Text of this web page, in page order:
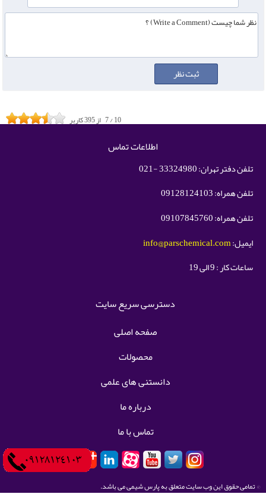
7/10 از395کاربر
اطلاعات تماس
تلفن دفتر تهران: 33324980 -021
تلفن همراه: 09128124103
تلفن همراه: 09107845760
ایمیل:info@parschemical.com
ساعات کار : 9 الی 19
دسترسی سریع سایت
صفحه اصلی
محصولات
دانستنی های علمی
درباره ما
تماس با ما
© تمامی حقوق این وب سایت متعلق به پارس شیمی می باشد.